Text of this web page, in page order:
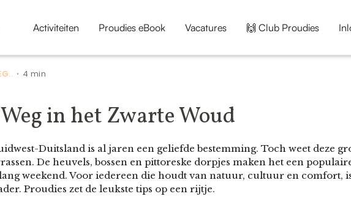
Activiteiten Proudies eBook Vacatures 🙌 Club Proudies
• 4 min
in het Zwarte Woud
Duitsland is al jaren een geliefde bestemming. Toch weet deze
De heuvels, bossen en pittoreske dorpjes maken het een
weekend. Voor iedereen die houdt van natuur, cultuur en comfort,
Proudies zet de leukste tips op een rijtje.